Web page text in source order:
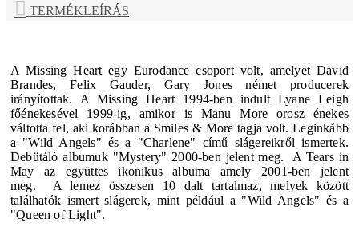
TERMÉKLEÍRÁS
A Missing Heart egy Eurodance csoport volt, amelyet David
Brandes, Felix Gauder, Gary Jones német producerek
irányítottak. A Missing Heart 1994-ben indult Lyane Leigh
főénekesével 1999-ig, amikor is Manu More orosz énekes
váltotta fel, aki korábban a Smiles & More tagja volt. Leginkább
a "Wild Angels" és a "Charlene" című slágereikről ismertek.
Debütáló albumuk "Mystery" 2000-ben jelent meg. A Tears in
May az együttes ikonikus albuma amely 2001-ben jelent
meg.
A lemez összesen 10 dalt tartalmaz, melyek között
találhatók ismert slágerek, mint például a "Wild Angels" és a
"Queen of Light".